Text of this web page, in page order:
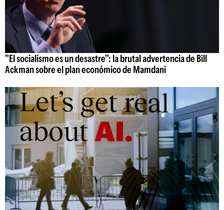
"El socialismo es un desastre": la brutal advertencia de Bill
Ackman sobre el plan económico de Mamdani